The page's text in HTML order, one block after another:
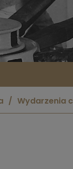
Wydarzenia